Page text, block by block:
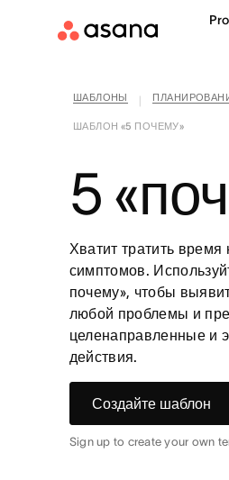
ШАБЛОНЫ
ШАБЛОН «5 ПОЧЕМУ»
5
Хватит тратить время
симптомов.
почему», чтобы
любой проблемы и
целенаправленные и
действия.
Создайте шаблон
Sign up to create your own